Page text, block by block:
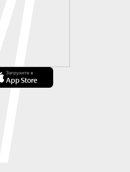
Загрузите в
App Store